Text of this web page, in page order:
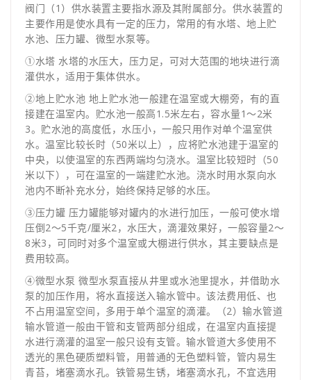
阀门（1）供水装置主要指水源及其附属部分。供水装置的
主要作用是使水具有一定的压力，常用的有水塔、地上贮
水池、压力罐、微型水泵等。
①水塔 水塔的水压大，压力足，可对大范围的地块进行滴
灌供水，适用于集体供水。
②地上贮水池 地上贮水池一般建在温室或大棚旁，有的直
接建在温室内。贮水池一般高1.5米左右，容水量1～2米
3。贮水池的高度低，水压小，一般只用作对单个温室供
水。温室比较长时（50米以上），应将贮水池建于温室的
中央，以使温室的东西两端均匀浇水。温室比较短时（50
米以下），可在温室的一端建贮水池。浇水时用水泵向水
池内不断补充水分，始终保持足够的水压。
③压力罐 压力罐能够对罐内的水进行加压，一般可使水增
压倒2～5千克/厘米2，水压大，滴灌效果好，一般容量2～
8米3，可同时对多个温室或大棚进行供水，其主要缺点是
费用较高。
④微型水泵 微型水泵直接从井里或水池里提水，并借助水
泵的加压作用，将水直接送入输水管中。该法费用低、也
不占用温室空间，多用于单个温室的滴灌。（2）输水管道
输水管道一般由干管和支管两部分组成，在温室内直接提
水进行滴灌的温室一般只设有支管。输水管道大多使用不
透光的黑色硬质塑料管，用普通的无色塑料管，管内易生
青苔，堵塞滴水孔。铁管易生锈，堵塞滴水孔，不宜选用